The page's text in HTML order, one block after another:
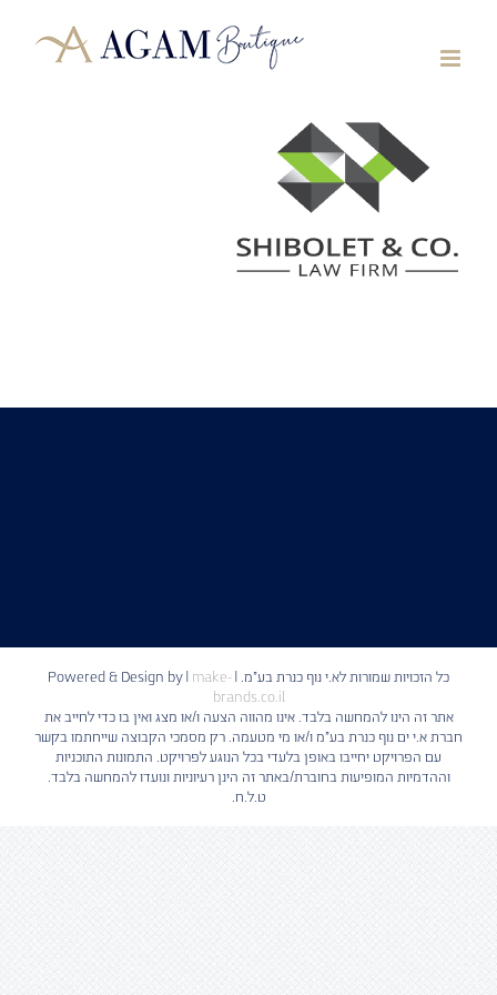
כל הזכויות שמורות לא.י נוף כנרת בע"מ. | Powered & Design by | make-
brands.co.il
אתר זה הינו להמחשה בלבד. אינו מהווה הצעה ו/או מצג ואין בו כדי לחייב את
חברת א.י ים נוף כנרת בע"מ ו/או מי מטעמה. רק מסמכי הקבוצה שייחתמו בקשר
עם הפרויקט יחייבו באופן בלעדי בכל הנוגע לפרויקט. התמונות התוכניות
וההדמיות המופיעות בחוברת/באתר זה הינן רעיוניות ונועדו להמחשה בלבד.
ט.ל.ח.